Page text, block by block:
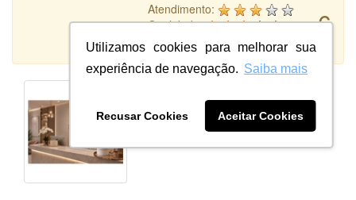
Utilizamos cookies para melhorar sua
experiência de navegação. Saiba mais
Recusar Cookies Aceitar Cookies
6
Atendimento:
Qualidade:
Sistema: